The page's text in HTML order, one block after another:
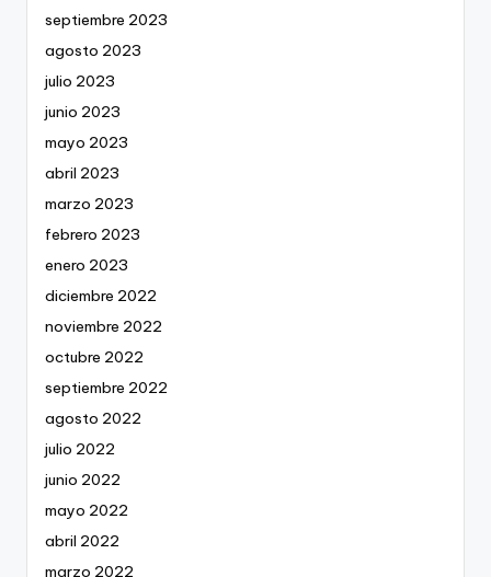
septiembre 2023
agosto 2023
julio 2023
junio 2023
mayo 2023
abril 2023
marzo 2023
febrero 2023
enero 2023
diciembre 2022
noviembre 2022
octubre 2022
septiembre 2022
agosto 2022
julio 2022
junio 2022
mayo 2022
abril 2022
marzo 2022